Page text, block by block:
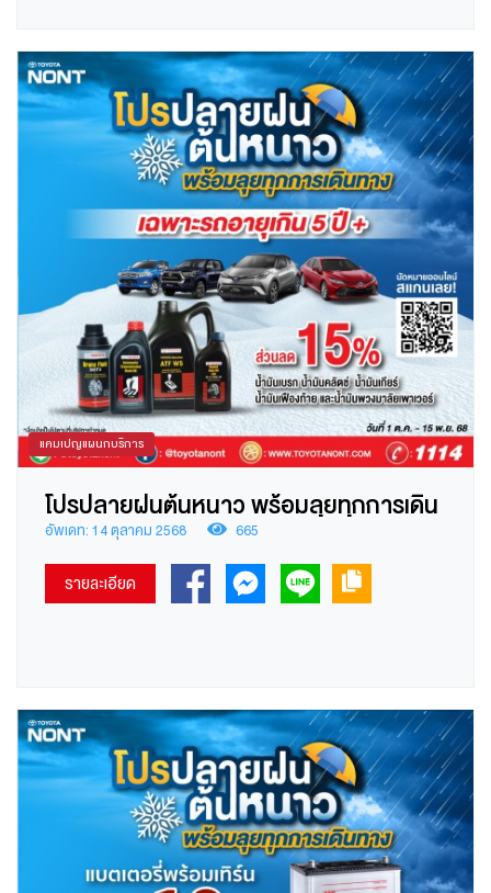
แคมเปญแผนกบริการ
โปรปลายฝนต้นหนาว พร้อมลุยทุกการเดิน
ทาง” เฉพาะรถอายุเกิน 5 ปี ขึ้นไป
อัพเดท: 14 ตุลาคม 2568 665
รายละเอียด